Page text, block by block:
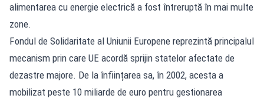
alimentarea cu energie electrică a fost întreruptă în mai multe
zone.
Fondul de Solidaritate al Uniunii Europene reprezintă principalul
mecanism prin care UE acordă sprijin statelor afectate de
dezastre majore. De la înființarea sa, în 2002, acesta a
mobilizat peste 10 miliarde de euro pentru gestionarea